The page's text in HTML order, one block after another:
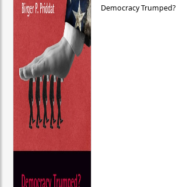
Democracy Trumped?